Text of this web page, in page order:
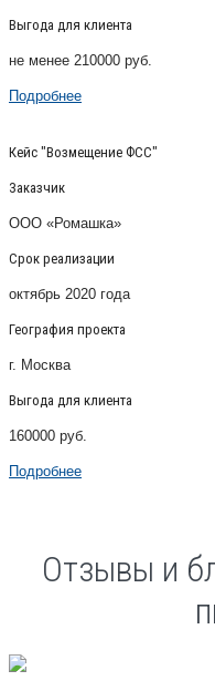
Выгода для клиента
не менее 210000 руб.
Подробнее
Кейс "Возмещение ФСС"
Заказчик
ООО «Ромашка»
Срок реализации
октябрь 2020 года
География проекта
г. Москва
Выгода для клиента
160000 руб.
Подробнее
Отзывы и